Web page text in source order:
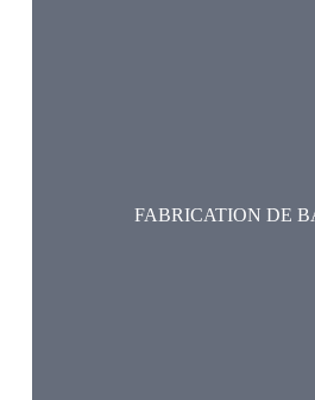
FABRICATION DE